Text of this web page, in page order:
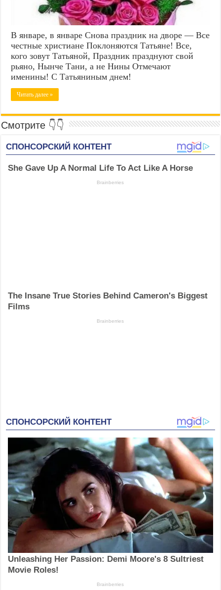
В январе, в январе Снова праздник на дворе — Все
честные христиане Поклоняются Татьяне! Все,
кого зовут Татьяной, Праздник празднуют свой
рьяно, Нынче Тани, а не Нины Отмечают
именины! С Татьяниным днем!
Читать далее »
Смотрите 👇👇